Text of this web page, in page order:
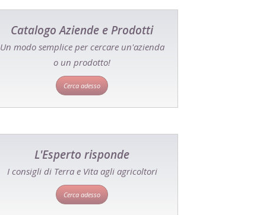
Catalogo Aziende e Prodotti
Un modo semplice per cercare un'azienda
o un prodotto!
Cerca adesso
L'Esperto risponde
I consigli di Terra e Vita agli agricoltori
Cerca adesso